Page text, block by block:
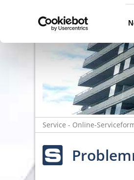
Service - Online-